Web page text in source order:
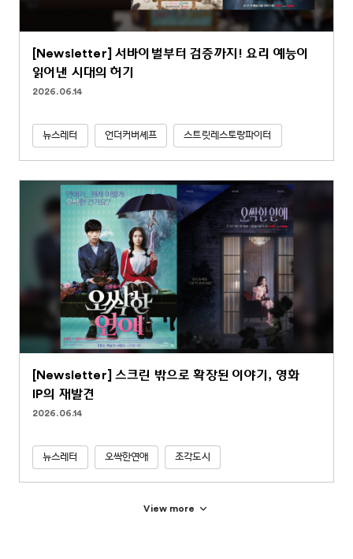
[Newsletter] 서바이벌부터 검증까지! 요리 예능이
읽어낸 시대의 허기
2026.06.14
뉴스레터 언더커버셰프 스트릿레스토랑파이터
[Newsletter] 스크린 밖으로 확장된 이야기, 영화
IP의 재발견
2026.06.14
뉴스레터 오싹한연애 조각도시
View more